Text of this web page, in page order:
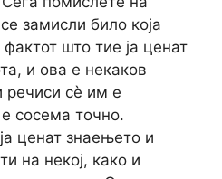
замисли било која
што тие ја ценат
и ова е некаков
речиси сè им е
сосема точно.
ценат знаењето и
на некој, како и